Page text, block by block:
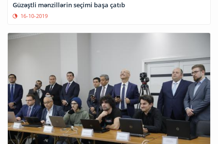
Güzəştli mənzillərin seçimi başa çatıb
16-10-2019